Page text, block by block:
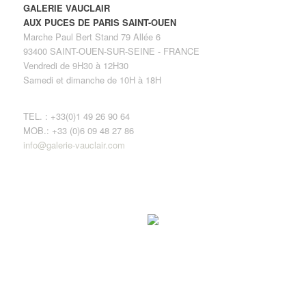
GALERIE VAUCLAIR
AUX PUCES DE PARIS SAINT-OUEN
Marche Paul Bert Stand 79 Allée 6
93400 SAINT-OUEN-SUR-SEINE - FRANCE
Vendredi de 9H30 à 12H30
Samedi et dimanche de 10H à 18H
TEL. : +33(0)1 49 26 90 64
MOB.: +33 (0)6 09 48 27 86
info@galerie-vauclair.com